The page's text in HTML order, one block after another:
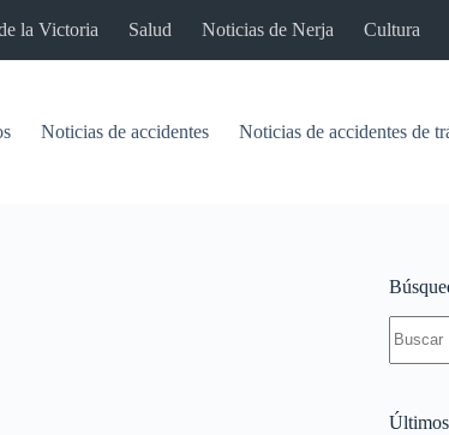
la Victoria Salud Noticias de Nerja Cultura
Noticias de accidentes Noticias de accidentes de